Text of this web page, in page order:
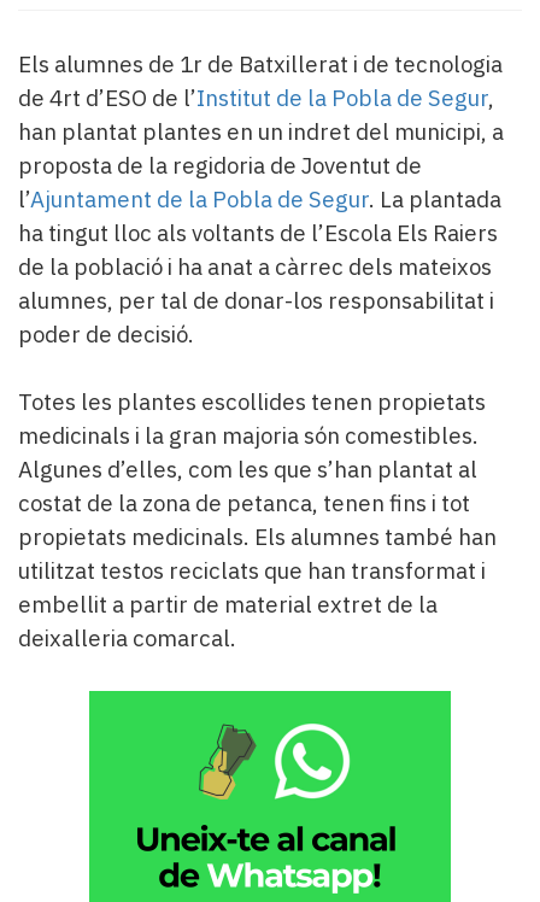
Pallars
Contingut
patrocinat
Lo
més
llegit...
Editorial
Els alumnes de 1r de Batxillerat i de tecnologia
de 4rt d’ESO de l’Institut de la Pobla de Segur,
han plantat plantes en un indret del municipi, a
proposta de la regidoria de Joventut de
l’Ajuntament de la Pobla de Segur. La plantada
ha tingut lloc als voltants de l’Escola Els Raiers
de la població i ha anat a càrrec dels mateixos
alumnes, per tal de donar-los responsabilitat i
poder de decisió.
Totes les plantes escollides tenen propietats
medicinals i la gran majoria són comestibles.
Algunes d’elles, com les que s’han plantat al
costat de la zona de petanca, tenen fins i tot
propietats medicinals. Els alumnes també han
utilitzat testos reciclats que han transformat i
embellit a partir de material extret de la
deixalleria comarcal.